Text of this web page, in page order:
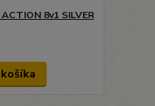
8v1 SILVER